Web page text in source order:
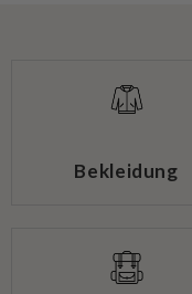
Bekleidung